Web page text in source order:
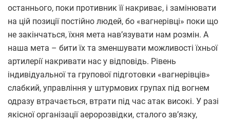
останнього, поки противник її накриває, і замінювати
на цій позиції постійно людей, бо «вагнерівці» поки що
не закінчаться, їхня мета нав’язувати нам розмін. А
наша мета – бити їх та зменшувати можливості їхньої
артилерії накривати нас у відповідь. Рівень
індивідуальної та групової підготовки «вагнерівців»
слабкий, управління у штурмових групах під вогнем
одразу втрачається, втрати під час атак високі. У разі
якісної організації аеророзвідки, сталого зв’язку,